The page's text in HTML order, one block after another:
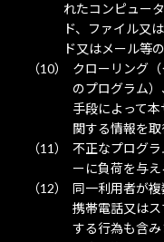
れたコンピュー
ド、ファイル又
ド又はメール等
クローリング
のプログラム
手段によって
関する情報を
不正なプログ
ーに負荷を与
同一利用者が複
携帯電話又は
する行為も含み